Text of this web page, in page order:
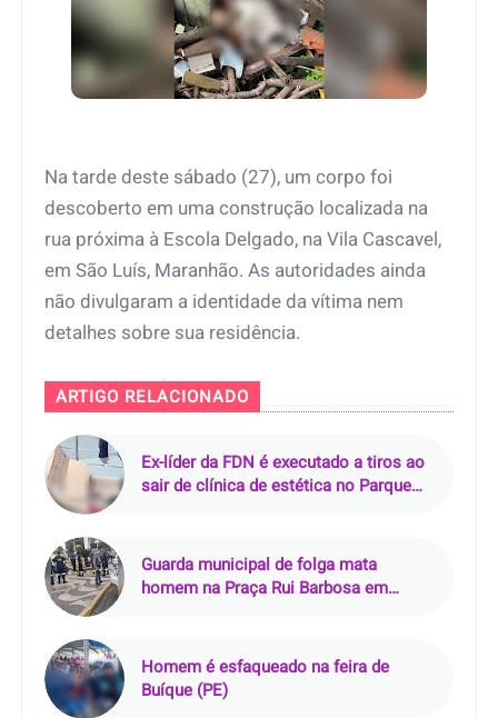
Na tarde deste sábado (27), um corpo foi
descoberto em uma construção localizada na
rua próxima à Escola Delgado, na Vila Cascavel,
em São Luís, Maranhão. As autoridades ainda
não divulgaram a identidade da vítima nem
detalhes sobre sua residência.
ARTIGO RELACIONADO
Ex-líder da FDN é executado a tiros ao
sair de clínica de estética no Parque
Guarda municipal de folga mata
homem na Praça Rui Barbosa em
Homem é esfaqueado na feira de
Buíque (PE)